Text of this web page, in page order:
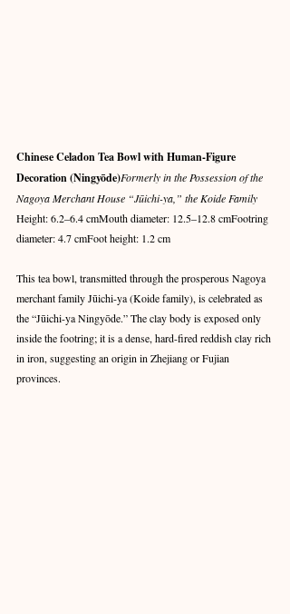
Chinese Celadon Tea Bowl with Human-Figure
Decoration (Ningyōde)Formerly in the Possession of the
Nagoya Merchant House “Jūichi-ya,” the Koide Family
Height: 6.2–6.4 cmMouth diameter: 12.5–12.8 cmFootring
diameter: 4.7 cmFoot height: 1.2 cm
This tea bowl, transmitted through the prosperous Nagoya
merchant family Jūichi-ya (Koide family), is celebrated as
the “Jūichi-ya Ningyōde.” The clay body is exposed only
inside the footring; it is a dense, hard-fired reddish clay rich
in iron, suggesting an origin in Zhejiang or Fujian
provinces.